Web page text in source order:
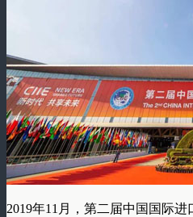
2019年11月，第二届中国国际